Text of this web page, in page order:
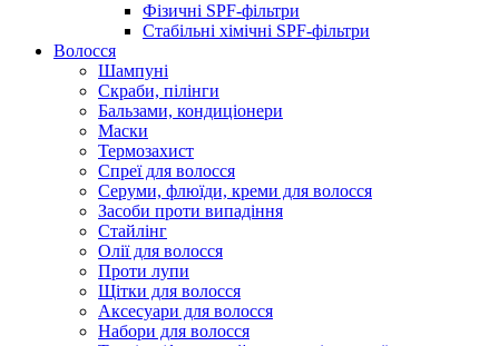
Фізичні SPF-фільтри
Стабільні хімічні SPF-фільтри
Волосся
Шампуні
Скраби, пілінги
Бальзами, кондиціонери
Маски
Термозахист
Спреї для волосся
Серуми, флюїди, креми для волосся
Засоби проти випадіння
Стайлінг
Олії для волосся
Проти лупи
Щітки для волосся
Аксесуари для волосся
Набори для волосся